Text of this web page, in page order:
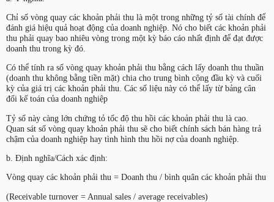
Chỉ số vòng quay các khoản phải thu là một trong những tỷ số tài chính để
đánh giá hiệu quả hoạt động của doanh nghiệp. Nó cho biết các khoản phải
thu phải quay bao nhiêu vòng trong một kỳ báo cáo nhất định để đạt được
doanh thu trong kỳ đó.
Có thể tính ra số vòng quay khoản phải thu bằng cách lấy doanh thu thuần
(doanh thu không bằng tiền mặt) chia cho trung bình cộng đầu kỳ và cuối
kỳ của giá trị các khoản phải thu. Các số liệu này có thể lấy từ bảng cân
đối kế toán của doanh nghiệp
Tỷ số này càng lớn chứng tỏ tốc độ thu hồi các khoản phải thu là cao.
Quan sát số vòng quay khoản phải thu sẽ cho biết chính sách bán hàng trả
chậm của doanh nghiệp hay tình hình thu hồi nợ của doanh nghiệp.
b. Định nghĩa/Cách xác định:
Vòng quay các khoản phải thu = Doanh thu / bình quân các khoản phải thu
(Receivable turnover = Annual sales / average receivables)